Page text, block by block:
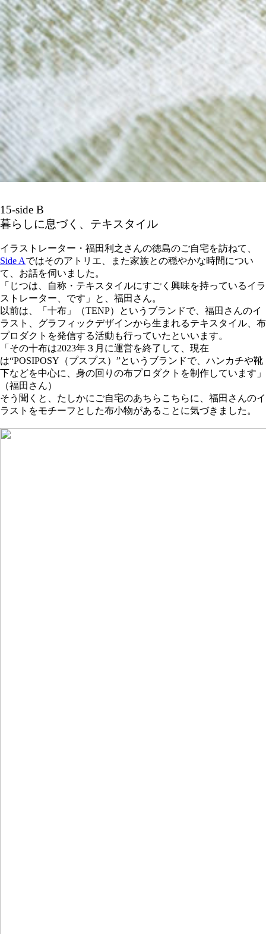
15-side B
暮らしに息づく、テキスタイル
イラストレーター・福田利之さんの徳島のご自宅を訪ねて、
Side Aではそのアトリエ、また家族との穏やかな時間につい
て、お話を伺いました。
「じつは、自称・テキスタイルにすごく興味を持っているイラ
ストレーター、です」と、福田さん。
以前は、「十布」（TENP）というブランドで、福田さんのイ
ラスト、グラフィックデザインから生まれるテキスタイル、布
プロダクトを発信する活動も行っていたといいます。
「その十布は2023年３月に運営を終了して、現在
は“POSIPOSY（プスプス）”というブランドで、ハンカチや靴
下などを中心に、身の回りの布プロダクトを制作しています」
（福田さん）
そう聞くと、たしかにご自宅のあちらこちらに、福田さんのイ
ラストをモチーフとした布小物があることに気づきました。